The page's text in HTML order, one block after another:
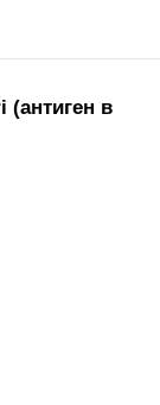
(антиген в